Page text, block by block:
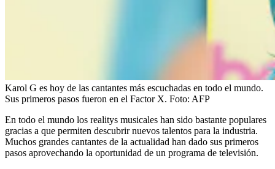
Karol G es hoy de las cantantes más escuchadas en todo el mundo.
Sus primeros pasos fueron en el Factor X. Foto: AFP
En todo el mundo los realitys musicales han sido bastante populares
gracias a que permiten descubrir nuevos talentos para la industria.
Muchos grandes cantantes de la actualidad han dado sus primeros
pasos aprovechando la oportunidad de un programa de televisión.